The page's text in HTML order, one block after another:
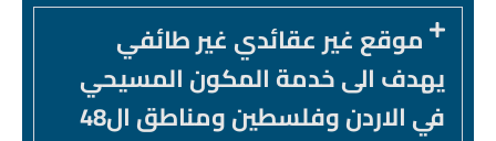
موقع غير عقائدي غير طائفي
يهدف الى خدمة المكون المسيحي
في الاردن وفلسطين ومناطق ال48